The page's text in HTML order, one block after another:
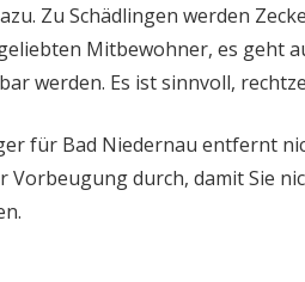
Zu Schädlingen werden
Mitbewohner, es geht
werden. Es ist sinnvoll,
für Bad Niedernau entfernt
Vorbeugung durch, damit Sie